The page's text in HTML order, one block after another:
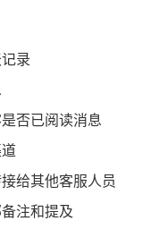
录
否已阅读消息
给其他客服人员
注和提及